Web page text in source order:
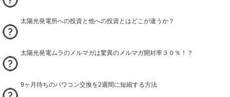
太陽光発電所への投資と他への投資とはどこが違うか？
太陽光発電ムラのメルマガは驚異のメルマガ開封率３０％！？
9ヶ月待ちのパワコン交換を2週間に短縮する方法